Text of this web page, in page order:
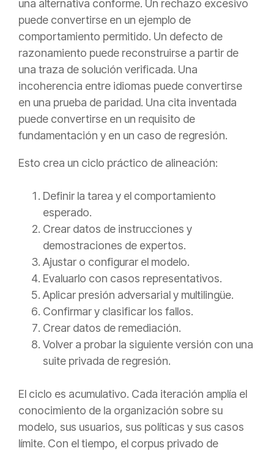
una alternativa conforme. Un rechazo excesivo
puede convertirse en un ejemplo de
comportamiento permitido. Un defecto de
razonamiento puede reconstruirse a partir de
una traza de solución verificada. Una
incoherencia entre idiomas puede convertirse
en una prueba de paridad. Una cita inventada
puede convertirse en un requisito de
fundamentación y en un caso de regresión.
Esto crea un ciclo práctico de alineación:
Definir la tarea y el comportamiento
esperado.
Crear datos de instrucciones y
demostraciones de expertos.
Ajustar o configurar el modelo.
Evaluarlo con casos representativos.
Aplicar presión adversarial y multilingüe.
Confirmar y clasificar los fallos.
Crear datos de remediación.
Volver a probar la siguiente versión con una
suite privada de regresión.
El ciclo es acumulativo. Cada iteración amplía el
conocimiento de la organización sobre su
modelo, sus usuarios, sus políticas y sus casos
límite. Con el tiempo, el corpus privado de